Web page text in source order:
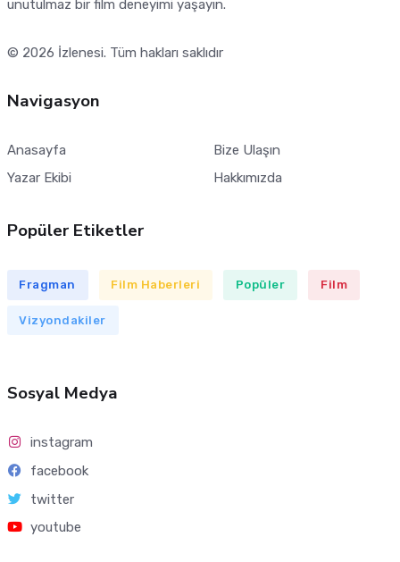
unutulmaz bir film deneyimi yaşayın.
© 2026 İzlenesi. Tüm hakları saklıdır
Navigasyon
Anasayfa
Yazar Ekibi
Bize Ulaşın
Hakkımızda
Popüler Etiketler
Fragman Film Haberleri Popüler Film
Vizyondakiler
Sosyal Medya
instagram
facebook
twitter
youtube